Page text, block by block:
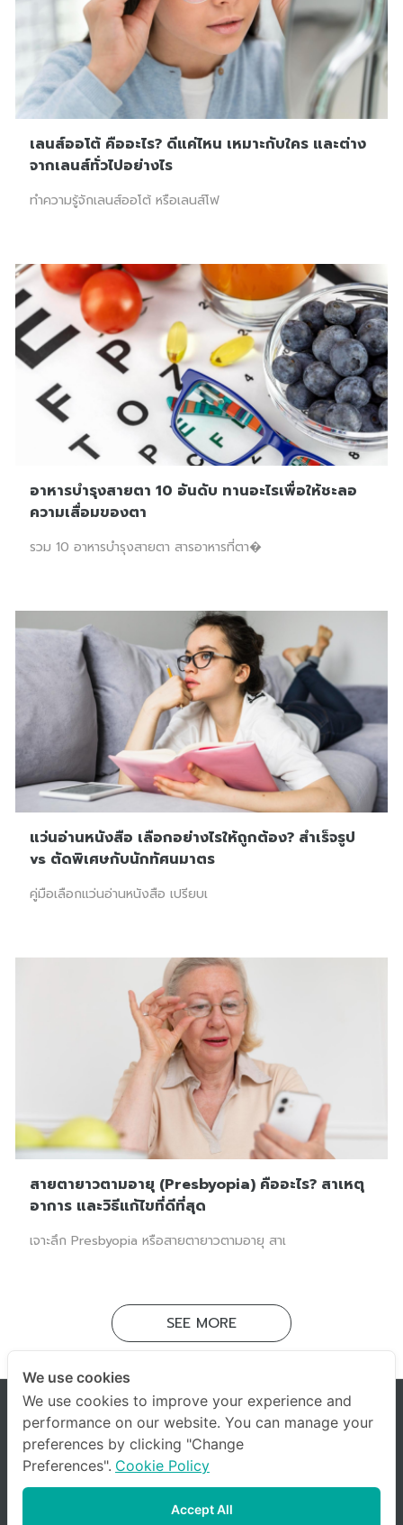
เลนส์ออโต้ คืออะไร? ดีแค่ไหน เหมาะกับใคร และต่าง
จากเลนส์ทั่วไปอย่างไร
ทำความรู้จักเลนส์ออโต้ หรือเลนส์โฟ
อาหารบำรุงสายตา 10 อันดับ ทานอะไรเพื่อให้ชะลอ
ความเสื่อมของตา
รวม 10 อาหารบำรุงสายตา สารอาหารที่ตา�
แว่นอ่านหนังสือ เลือกอย่างไรให้ถูกต้อง? สำเร็จรูป
vs ตัดพิเศษกับนักทัศนมาตร
คู่มือเลือกแว่นอ่านหนังสือ เปรียบเ
สายตายาวตามอายุ (Presbyopia) คืออะไร? สาเหตุ
อาการ และวิธีแก้ไขที่ดีที่สุด
เจาะลึก Presbyopia หรือสายตายาวตามอายุ สาเ
SEE MORE
We use cookies
We use cookies to improve your experience and
performance on our website. You can manage your
preferences by clicking "Change
Preferences". Cookie Policy
Accept All